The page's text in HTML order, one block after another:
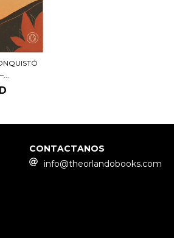
CONTACTANOS
info@theorlandobooks.com